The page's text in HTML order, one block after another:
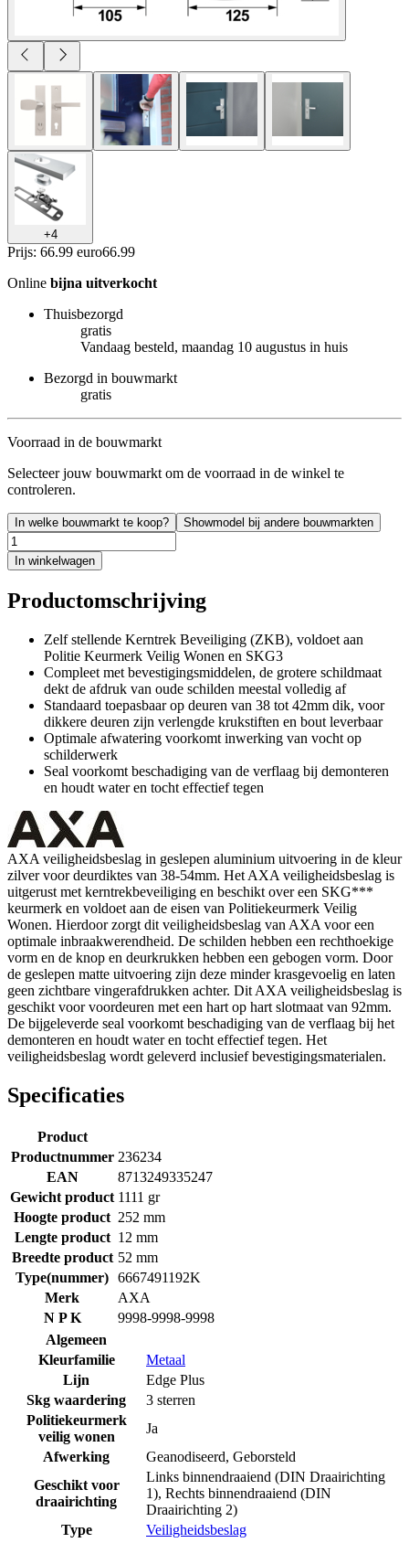
+4
Prijs: 66.99 euro66.99
Online bijna uitverkocht
Thuisbezorgd
gratis
Vandaag besteld, maandag 10 augustus in huis
Bezorgd in bouwmarkt
gratis
Voorraad in de bouwmarkt
Selecteer jouw bouwmarkt om de voorraad in de winkel te
controleren.
In welke bouwmarkt te koop? Showmodel bij andere bouwmarkten
In winkelwagen
Productomschrijving
Zelf stellende Kerntrek Beveiliging (ZKB), voldoet aan
Politie Keurmerk Veilig Wonen en SKG3
Compleet met bevestigingsmiddelen, de grotere schildmaat
dekt de afdruk van oude schilden meestal volledig af
Standaard toepasbaar op deuren van 38 tot 42mm dik, voor
dikkere deuren zijn verlengde krukstiften en bout leverbaar
Optimale afwatering voorkomt inwerking van vocht op
schilderwerk
Seal voorkomt beschadiging van de verflaag bij demonteren
en houdt water en tocht effectief tegen
AXA veiligheidsbeslag in geslepen aluminium uitvoering in de kleur
zilver voor deurdiktes van 38-54mm. Het AXA veiligheidsbeslag is
uitgerust met kerntrekbeveiliging en beschikt over een SKG***
keurmerk en voldoet aan de eisen van Politiekeurmerk Veilig
Wonen. Hierdoor zorgt dit veiligheidsbeslag van AXA voor een
optimale inbraakwerendheid. De schilden hebben een rechthoekige
vorm en de knop en deurkrukken hebben een gebogen vorm. Door
de geslepen matte uitvoering zijn deze minder krasgevoelig en laten
geen zichtbare vingerafdrukken achter. Dit AXA veiligheidsbeslag is
geschikt voor voordeuren met een hart op hart slotmaat van 92mm.
De bijgeleverde seal voorkomt beschadiging van de verflaag bij het
demonteren en houdt water en tocht effectief tegen. Het
veiligheidsbeslag wordt geleverd inclusief bevestigingsmaterialen.
Specificaties
Product
Productnummer 236234
EAN
8713249335247
Gewicht product 1111 gr
Hoogte product 252 mm
Lengte product 12 mm
Breedte product 52 mm
Type(nummer) 6667491192K
Merk
AXA
N P K
9998-9998-9998
Algemeen
Kleurfamilie
Metaal
Lijn
Edge Plus
Skg waardering
3 sterren
Politiekeurmerk
veilig wonen
Ja
Afwerking
Geanodiseerd, Geborsteld
Geschikt voor
draairichting
Links binnendraaiend (DIN Draairichting
1), Rechts binnendraaiend (DIN
Draairichting 2)
Type
Veiligheidsbeslag